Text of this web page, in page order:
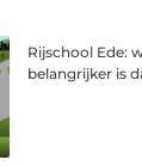
Rijschool Ede:
belangrijker is